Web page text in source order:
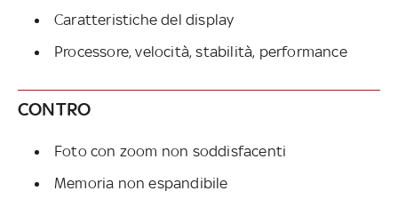
Caratteristiche del display
Processore, velocità, stabilità, performance
CONTRO
Foto con zoom non soddisfacenti
Memoria non espandibile